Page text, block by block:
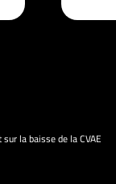
sur la baisse de la CVAE